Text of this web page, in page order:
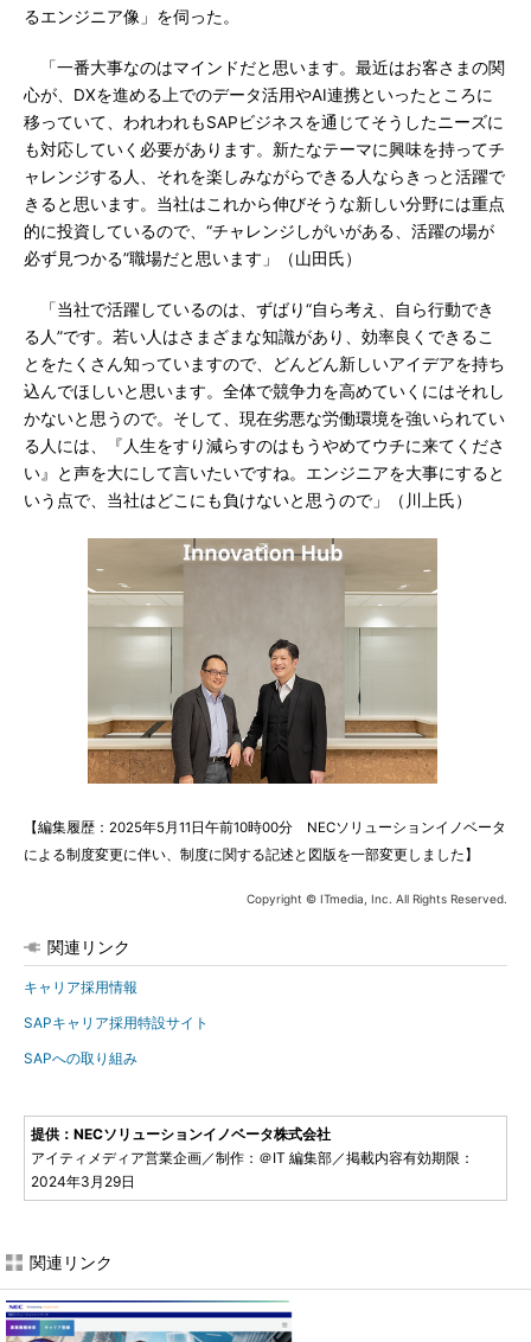
るエンジニア像」を伺った。
「一番大事なのはマインドだと思います。最近はお客さまの関
心が、DXを進める上でのデータ活用やAI連携といったところに
移っていて、われわれもSAPビジネスを通じてそうしたニーズに
も対応していく必要があります。新たなテーマに興味を持ってチ
ャレンジする人、それを楽しみながらできる人ならきっと活躍で
きると思います。当社はこれから伸びそうな新しい分野には重点
的に投資しているので、“チャレンジしがいがある、活躍の場が
必ず見つかる”職場だと思います」（山田氏）
「当社で活躍しているのは、ずばり“自ら考え、自ら行動でき
る人”です。若い人はさまざまな知識があり、効率良くできるこ
とをたくさん知っていますので、どんどん新しいアイデアを持ち
込んでほしいと思います。全体で競争力を高めていくにはそれし
かないと思うので。そして、現在劣悪な労働環境を強いられてい
る人には、『人生をすり減らすのはもうやめてウチに来てくださ
い』と声を大にして言いたいですね。エンジニアを大事にすると
いう点で、当社はどこにも負けないと思うので」（川上氏）
【編集履歴：2025年5月11日午前10時00分 NECソリューションイノベータ
による制度変更に伴い、制度に関する記述と図版を一部変更しました】
Copyright © ITmedia, Inc. All Rights Reserved.
関連リンク
キャリア採用情報
SAPキャリア採用特設サイト
SAPへの取り組み
提供：NECソリューションイノベータ株式会社
アイティメディア営業企画／制作：＠IT 編集部／掲載内容有効期限：
2024年3月29日
関連リンク